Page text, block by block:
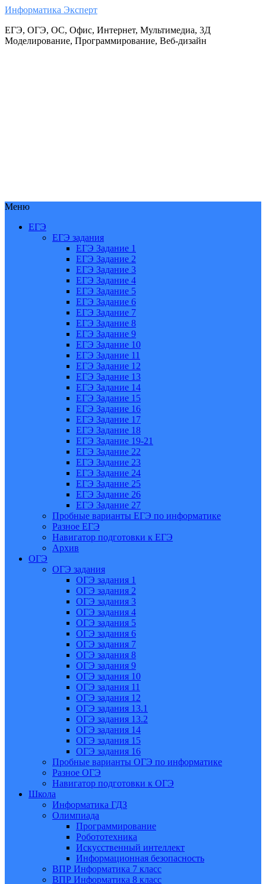
Информатика Эксперт
ЕГЭ, ОГЭ, ОС, Офис, Интернет, Мультимедиа, 3Д
Моделирование, Программирование, Веб-дизайн
Меню
ЕГЭ
ЕГЭ задания
ЕГЭ Задание 1
ЕГЭ Задание 2
ЕГЭ Задание 3
ЕГЭ Задание 4
ЕГЭ Задание 5
ЕГЭ Задание 6
ЕГЭ Задание 7
ЕГЭ Задание 8
ЕГЭ Задание 9
ЕГЭ Задание 10
ЕГЭ Задание 11
ЕГЭ Задание 12
ЕГЭ Задание 13
ЕГЭ Задание 14
ЕГЭ Задание 15
ЕГЭ Задание 16
ЕГЭ Задание 17
ЕГЭ Задание 18
ЕГЭ Задание 19-21
ЕГЭ Задание 22
ЕГЭ Задание 23
ЕГЭ Задание 24
ЕГЭ Задание 25
ЕГЭ Задание 26
ЕГЭ Задание 27
Пробные варианты ЕГЭ по информатике
Разное ЕГЭ
Навигатор подготовки к ЕГЭ
Архив
ОГЭ
ОГЭ задания
ОГЭ задания 1
ОГЭ задания 2
ОГЭ задания 3
ОГЭ задания 4
ОГЭ задания 5
ОГЭ задания 6
ОГЭ задания 7
ОГЭ задания 8
ОГЭ задания 9
ОГЭ задания 10
ОГЭ задания 11
ОГЭ задания 12
ОГЭ задания 13.1
ОГЭ задания 13.2
ОГЭ задания 14
ОГЭ задания 15
ОГЭ задания 16
Пробные варианты ОГЭ по информатике
Разное ОГЭ
Навигатор подготовки к ОГЭ
Школа
Информатика ГДЗ
Олимпиада
Программирование
Робототехника
Искусственный интеллект
Информационная безопасность
ВПР Информатика 7 класс
ВПР Информатика 8 класс